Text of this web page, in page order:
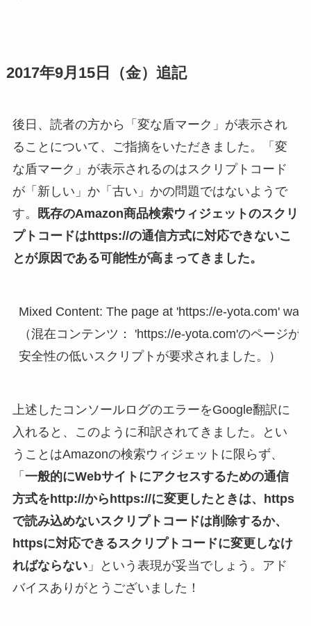
2017年9月15日（金）追記
後日、読者の方から「変な盾マーク」が表示され
ることについて、ご指摘をいただきました。「変
な盾マーク」が表示されるのはスクリプトコード
が「新しい」か「古い」かの問題ではないようで
す。
既存のAmazon商品検索ウィジェットのスクリ
プトコードはhttps://の通信方式に対応できないこ
とが原因である可能性が高まってきました。
Mixed Content: The page at 'https://e-yota.com'
（混在コンテンツ： 'https://e-yota.com'のページが
安全性の低いスクリプトが要求されました。）
上述したコンソールログのエラーをGoogle翻訳に
入れると、このように和訳されてきました。とい
うことはAmazonの検索ウィジェットに限らず、
「 一般的にWebサイトにアクセスするための通信
方式をhttp://からhttps://に変更したときは、https
で読み込めないスクリプトコードは削除するか、
httpsに対応できるスクリプトコードに変更しなけ
ればならない」という表現が妥当でしょう。アド
バイスありがとうございました！